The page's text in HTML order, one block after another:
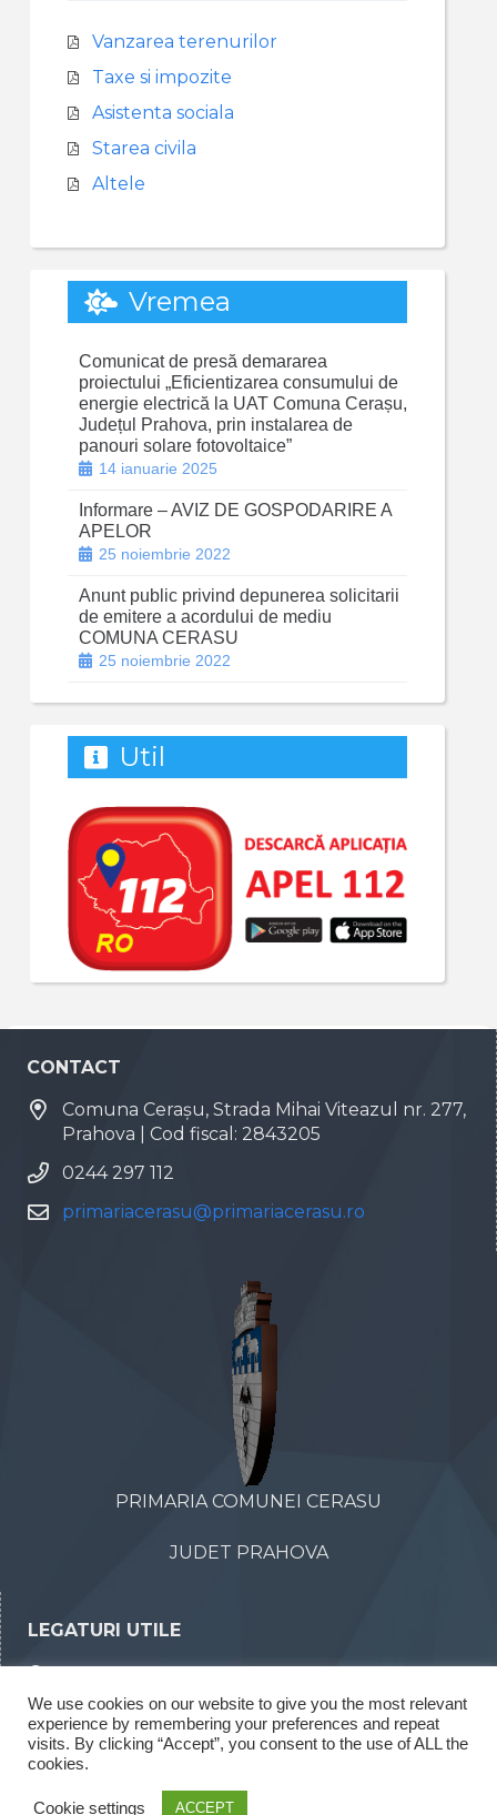
Vanzarea terenurilor
Taxe si impozite
Asistenta sociala
Starea civila
Altele
Vremea
Comunicat de presă demararea
proiectului „Eficientizarea consumului de
energie electrică la UAT Comuna Cerașu,
Județul Prahova, prin instalarea de
panouri solare fotovoltaice”
14 ianuarie 2025
Informare – AVIZ DE GOSPODARIRE A
APELOR
25 noiembrie 2022
Anunt public privind depunerea solicitarii
de emitere a acordului de mediu
COMUNA CERASU
25 noiembrie 2022
Util
CONTACT
Comuna Cerașu, Strada Mihai Viteazul nr. 277,
Prahova | Cod fiscal: 2843205
0244 297 112
primariacerasu@primariacerasu.ro
PRIMARIA COMUNEI CERASU
JUDET PRAHOVA
LEGATURI UTILE
Declaratii de interese
Rapoarte legea 52/2003
We use cookies on our website to give you the most relevant
experience by remembering your preferences and repeat
visits. By clicking “Accept”, you consent to the use of ALL the
cookies.
Cookie settings ACCEPT